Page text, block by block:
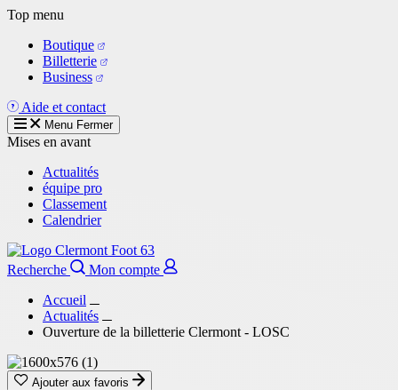
Aller
contenu
principal
Top menu
Boutique
Billetterie
Business
Aide et contact
Menu Fermer
Mises en avant
Actualités
équipe pro
Classement
Calendrier
Recherche
Mon compte
Accueil
Actualités
Ouverture de la billetterie Clermont - LOSC
Ajouter aux favoris